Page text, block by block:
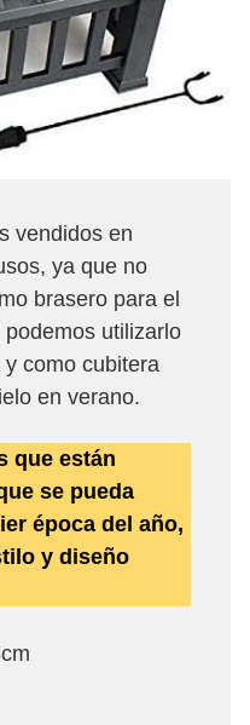
vendidos en
ya que no
brasero para el
utilizarlo
como cubitera
en verano.
que están
se pueda
época del año,
y diseño